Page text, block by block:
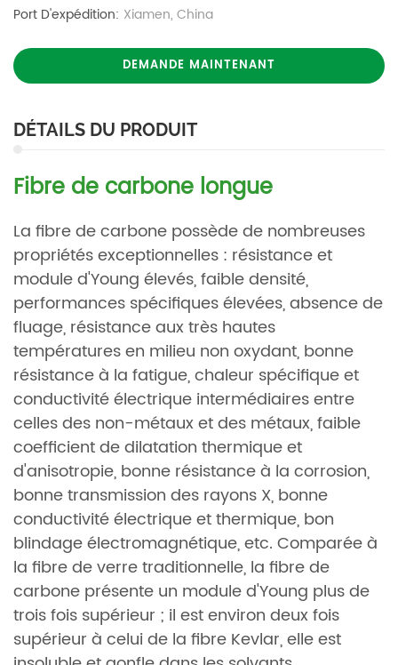
Port D'expédition: Xiamen, China
DEMANDE MAINTENANT
DÉTAILS DU PRODUIT
Fibre de carbone longue
La fibre de carbone possède de nombreuses
propriétés exceptionnelles : résistance et
module d'Young élevés, faible densité,
performances spécifiques élevées, absence de
fluage, résistance aux très hautes
températures en milieu non oxydant, bonne
résistance à la fatigue, chaleur spécifique et
conductivité électrique intermédiaires entre
celles des non-métaux et des métaux, faible
coefficient de dilatation thermique et
d'anisotropie, bonne résistance à la corrosion,
bonne transmission des rayons X, bonne
conductivité électrique et thermique, bon
blindage électromagnétique, etc. Comparée à
la fibre de verre traditionnelle, la fibre de
carbone présente un module d'Young plus de
trois fois supérieur ; il est environ deux fois
supérieur à celui de la fibre Kevlar, elle est